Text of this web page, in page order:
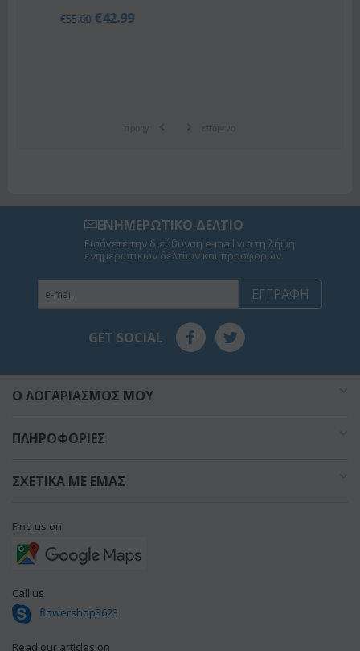
55.00 €42.99
ΕΝΗΜΕΡΩΤΙΚΟ ΔΕΛΤΙΟ
Εισάγετε την διεύθυνση e-mail για τη λήψη
ενημερωτικών δελτίων και προσφορών.
ΕΓΓΡΑΦΉ
GET SOCIAL
O ΛΟΓΑΡΙΑΣΜΌΣ ΜΟΥ
ΠΛΗΡΟΦΟΡΊΕΣ
ΣΧΕΤΙΚΆ ΜΕ ΕΜΆΣ
Find us on
Call us
flowershop3623
Read our articles on